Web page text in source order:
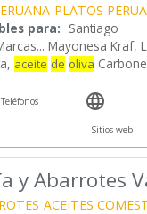
PLATOS
para: Santiago
Mayonesa Kraf,
aceite de oliva
Teléfonos 
Sitios web
y Abarrotes
ACEITES